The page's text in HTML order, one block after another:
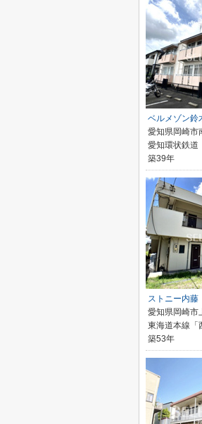
ベルメゾン鈴
愛知県岡崎市
愛知環状鉄道
築39年
ストニー内藤
愛知県岡崎市
東海道本線「
築53年